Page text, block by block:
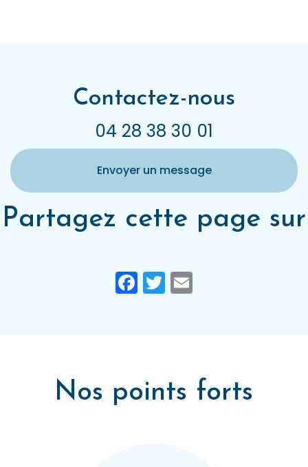
Contactez-nous
04 28 38 30 01
Envoyer un message
Partagez cette page sur
Facebook
Twitter
Nos points forts